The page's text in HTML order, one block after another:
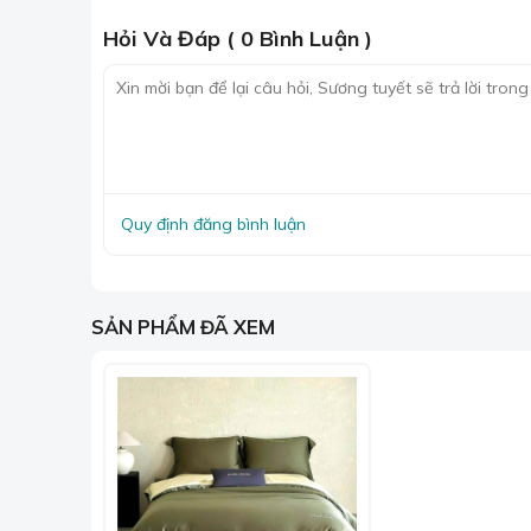
Mềm mại và êm ái
Thoáng khí và hút ẩm
thể trong suốt đêm ngủ.
Điều hòa nhiệt độ Lụa có khả năng điều hòa
Hỏi Và Đáp ( 0 Bình Luận )
Quy định đăng bình luận
SẢN PHẨM ĐÃ XEM